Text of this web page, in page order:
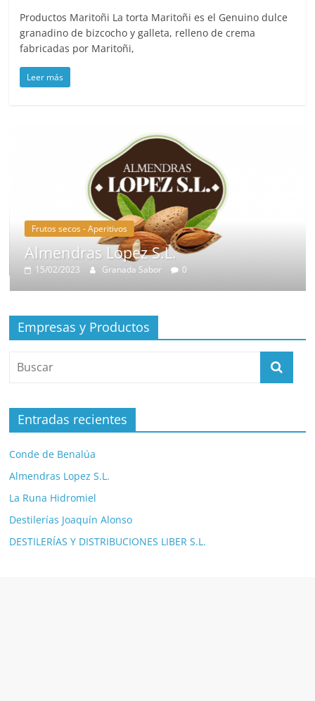
Productos Maritoñi La torta Maritoñi es el Genuino dulce
granadino de bizcocho y galleta, relleno de crema
fabricadas por Maritoñi,
Leer más
Frutos secos - Aperitivos
Almendras Lopez S.L.
15/02/2023 Granada Sabor 0
Empresas y Productos
Entradas recientes
Conde de Benalúa
Almendras Lopez S.L.
La Runa Hidromiel
Destilerías Joaquín Alonso
DESTILERÍAS Y DISTRIBUCIONES LIBER S.L.